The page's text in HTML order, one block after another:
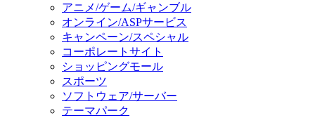
アニメ/ゲーム/ギャンブル
オンライン/ASPサービス
キャンペーン/スペシャル
コーポレートサイト
ショッピングモール
スポーツ
ソフトウェア/サーバー
テーマパーク